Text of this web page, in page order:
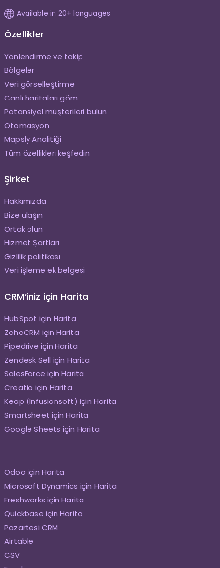
Available in 20+ languages
Özellikler
Yönlendirme ve takip
Bölgeler
Veri görselleştirme
Canlı haritaları göm
Potansiyel müşterileri bulun
Otomasyon
Mapsly Analitiği
Tüm özellikleri keşfedin
Şirket
Hakkımızda
Bize ulaşın
Ortak olun
Hizmet Şartları
Gizlilik politikası
Veri işleme ek belgesi
CRM’iniz için Harita
HubSpot için Harita
ZohoCRM için Harita
Pipedrive için Harita
Zendesk Sell için Harita
SalesForce için Harita
Creatio için Harita
Keap (Infusionsoft) için Harita
Smartsheet için Harita
Google Sheets için Harita
Odoo için Harita
Microsoft Dynamics için Harita
Freshworks için Harita
Quickbase için Harita
Pazartesi CRM
Airtable
CSV